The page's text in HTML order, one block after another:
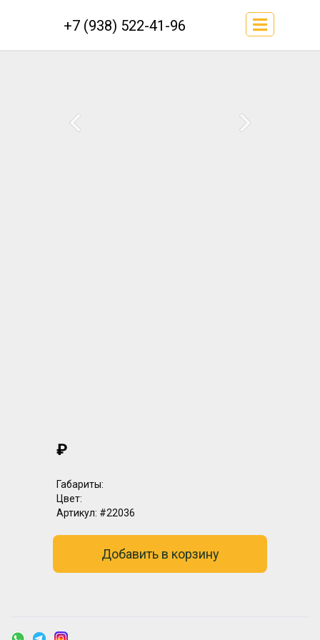
+7 (938) 522-41-96
₽
Габариты:
Цвет:
Артикул: #22036
Добавить в корзину